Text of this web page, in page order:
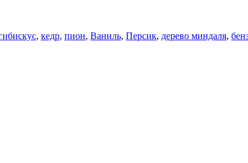
, кедр, пион, Ваниль, Персик, дерево миндаля,